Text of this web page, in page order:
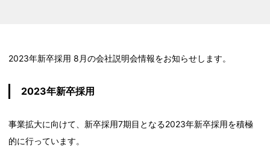
2023年新卒採用 8月の会社説明会情報をお知らせします。
2023年新卒採用
事業拡大に向けて、新卒採用7期目となる2023年新卒採用を積極
的に行っています。